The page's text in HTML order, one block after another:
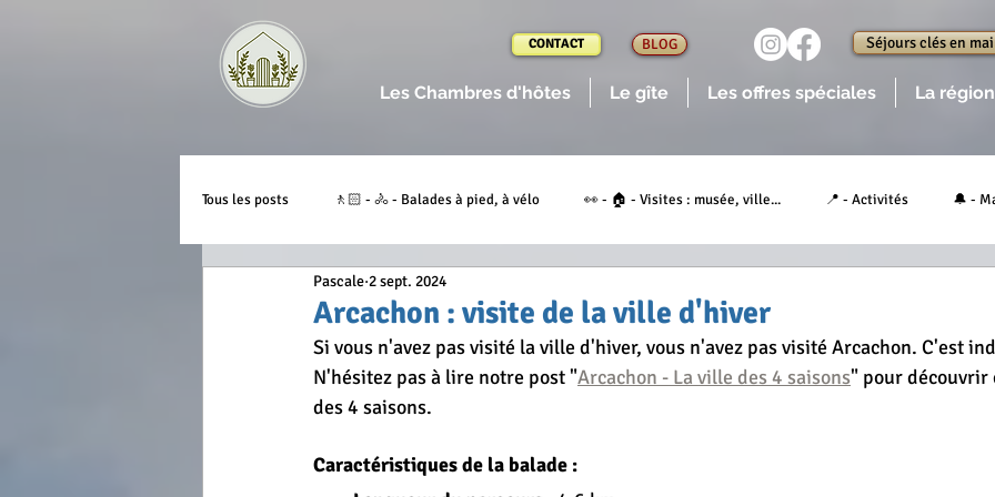
CONTACT BLOG Séjours clés en
Les Chambres d'hôtes Le gîte Les offres spéciales La région
Tous les posts 🚶🏻 - 🚴 - Balades à pied, à vélo 👀 - 🏠 - Visites : musée, ville... 📍 - Activités 🔔 -
🎼 - Fête, festival, expo... 🔎 -
📝 - Géographie - Anecdotes 🍴 -🍺 - Boire un verre, manger 🍽 - Les spécialités locales 😋 - Table
🌎 - Notre potager 🌎 - Le Fait Maison 👥 - Artistes, artisans locaux
Arcachon : visite de la ville d'hiver
Pascale 2 sept. 2024
Si vous n'avez pas visité la ville d'hiver, vous n'avez pas visité Arcachon. C'est
N'hésitez pas à lire notre post "Arcachon - La ville des 4 saisons" pour découvrir
des 4 saisons.
Caractéristiques de la balade :